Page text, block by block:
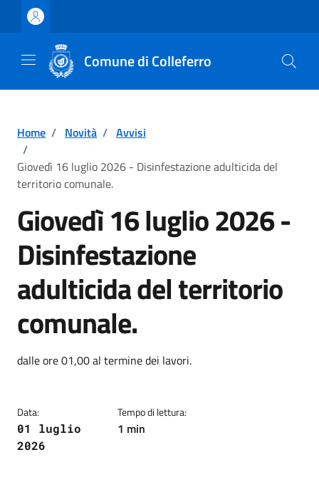
Vai ai contenuti
Vai al footer
Comune di Colleferro
Home / Novità / Avvisi
/
Giovedì 16 luglio 2026 - Disinfestazione adulticida del
territorio comunale.
Giovedì 16 luglio 2026 -
Disinfestazione
adulticida del territorio
comunale.
Dettagli della notizia
dalle ore 01,00 al termine dei lavori.
Data:
01 luglio
2026
Tempo di lettura:
1 min